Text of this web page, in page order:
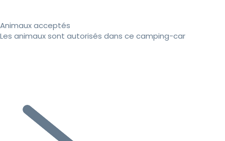
Animaux acceptés
Les animaux sont autorisés dans ce camping-car